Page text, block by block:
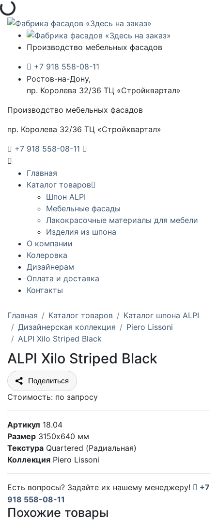
Производство мебельных фасадов
+7 918 558-08-11
Ростов-на-Дону,
пр. Королева 32/36 ТЦ «Стройквартал»
Производство мебельных фасадов
пр. Королева 32/36 ТЦ «Стройквартал»
+7 918 558-08-11
Главная
Каталог товаров
Шпон ALPI
Мебельные фасады
Лакокрасочные материалы для мебели
Изделия из шпона
О компании
Колеровка
Дизайнерам
Оплата и доставка
Контакты
Главная Каталог товаров
Каталог шпона ALPI
Дизайнерская коллекция
Piero Lissoni
ALPI Xilo Striped Black
ALPI Xilo Striped Black
Поделиться
Стоимость: по запросу
Артикул 18.04
Размер 3150х640 мм
Текстура Quartered (Радиальная)
Коллекция Piero Lissoni
Есть вопросы? Задайте их нашему менеджеру!
+7
918 558-08-11
Похожие товары